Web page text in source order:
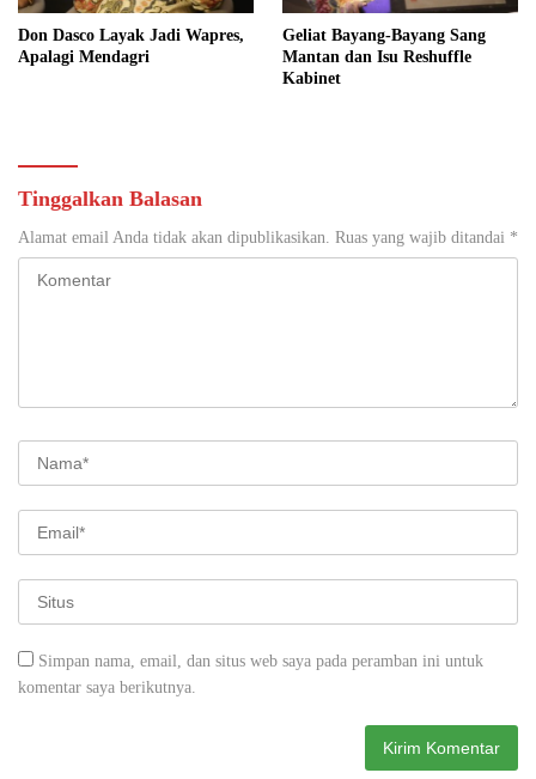
Don Dasco Layak Jadi Wapres,
Apalagi Mendagri
Geliat Bayang-Bayang Sang
Mantan dan Isu Reshuffle
Kabinet
Tinggalkan Balasan
Alamat email Anda tidak akan dipublikasikan. Ruas yang wajib ditandai *
Simpan nama, email, dan situs web saya pada peramban ini untuk
komentar saya berikutnya.